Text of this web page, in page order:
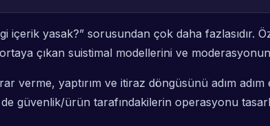
yasak?” sorusundan çok daha fazlasıdır.
çıkan suistimal modellerini ve
verme, yaptırım ve itiraz döngüsünü adım
güvenlik/ürün tarafındakilerin operasyonu